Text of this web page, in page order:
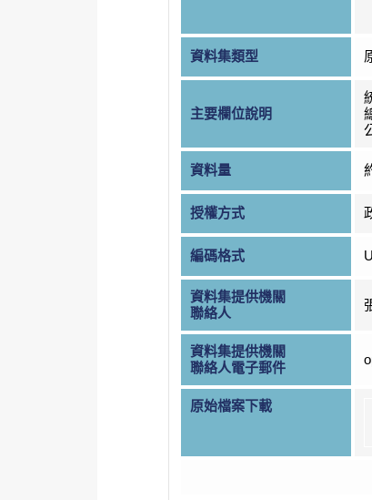
資料集類型
主要欄位說明
資料量
授權方式
編碼格式
資料集提供機關
聯絡人
資料集提供機關
聯絡人電子郵件
原始檔案下載